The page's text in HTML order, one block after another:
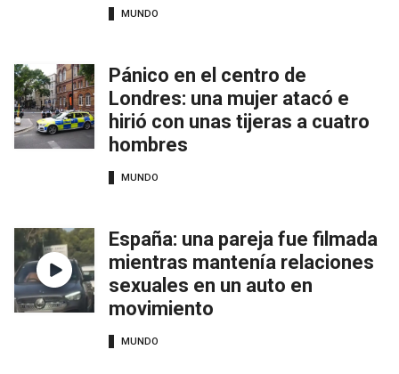
MUNDO
Pánico en el centro de
Londres: una mujer atacó e
hirió con unas tijeras a cuatro
hombres
MUNDO
España: una pareja fue filmada
mientras mantenía relaciones
sexuales en un auto en
movimiento
MUNDO